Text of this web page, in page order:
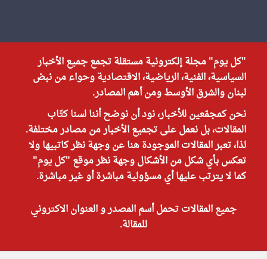
"كل يوم" مجلة إلكترونية مستقلة تجمع جميع الأخبار
السياسية، الفنية، الرياضية، الاقتصادية وحواء من نبض
لبنان والشرق الأوسط ومن أهم المصادر.
نحن كمجمّعين للأخبار، نود أن نوضح أننا لسنا كتّاب
المقالات، بل نعمل على تجميع الأخبار من مصادر مختلفة.
لذا، تعبر المقالات الموجودة هنا عن وجهة نظر كاتبيها ولا
تعكس بأي شكل من الأشكال وجهة نظر موقع "كل يوم"
كما لا يترتب عليها أي مسؤولية مباشرة أو غير مباشرة.
جميع المقالات تحمل أسم المصدر و العنوان الاكتروني
للمقالة.